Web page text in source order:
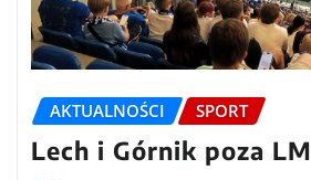
AKTUALNOŚCI SPORT
Lech i Górnik poza LM